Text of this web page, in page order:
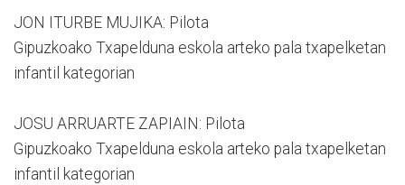
JON ITURBE MUJIKA: Pilota
Gipuzkoako Txapelduna eskola arteko pala txapelketan
infantil kategorian
JOSU ARRUARTE ZAPIAIN: Pilota
Gipuzkoako Txapelduna eskola arteko pala txapelketan
infantil kategorian